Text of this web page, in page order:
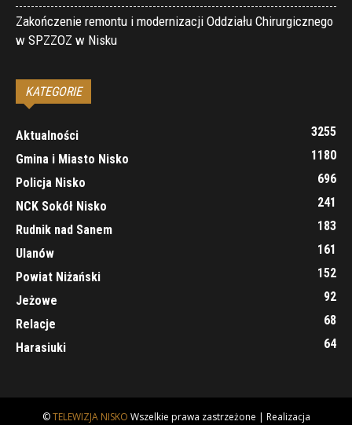
Zakończenie remontu i modernizacji Oddziału Chirurgicznego
w SPZZOZ w Nisku
KATEGORIE
Aktualności
3255
Gmina i Miasto Nisko
1180
Policja Nisko
696
NCK Sokół Nisko
241
Rudnik nad Sanem
183
Ulanów
161
Powiat Niżański
152
Jeżowe
92
Relacje
68
Harasiuki
64
©TELEWIZJA NISKO Wszelkie prawa zastrzeżone | Realizacja